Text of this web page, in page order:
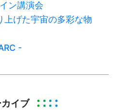
ン講演会
上げた宇宙の多彩な物
-
イブ